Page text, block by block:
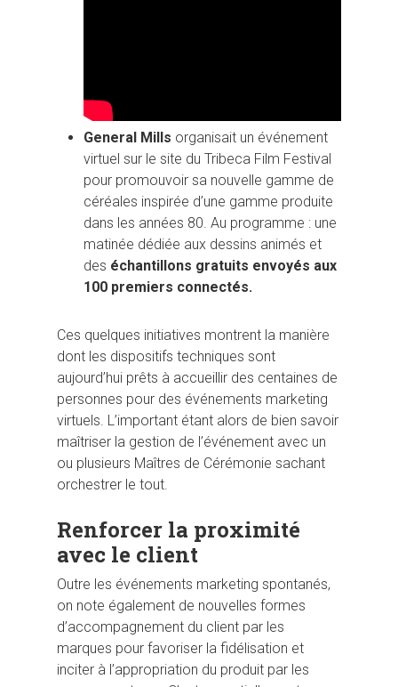
General Mills organisait un événement
virtuel sur le site du Tribeca Film Festival
pour promouvoir sa nouvelle gamme de
céréales inspirée d’une gamme produite
dans les années 80. Au programme : une
matinée dédiée aux dessins animés et
des échantillons gratuits envoyés aux
100 premiers connectés.
Ces quelques initiatives montrent la manière
dont les dispositifs techniques sont
aujourd’hui prêts à accueillir des centaines de
personnes pour des événements marketing
virtuels. L’important étant alors de bien savoir
maîtriser la gestion de l’événement avec un
ou plusieurs Maîtres de Cérémonie sachant
orchestrer le tout.
Renforcer la proximité
avec le client
Outre les événements marketing spontanés,
on note également de nouvelles formes
d’accompagnement du client par les
marques pour favoriser la fidélisation et
inciter à l’appropriation du produit par les